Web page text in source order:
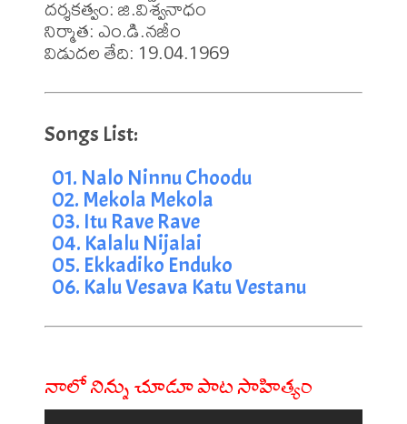
దర్శకత్వం: జి.విశ్వనాధం
నిర్మాత: ఎం.డి.నజీం
విడుదల తేది: 19.04.1969
01. Nalo Ninnu Choodu
02. Mekola Mekola
03. Itu Rave Rave
04. Kalalu Nijalai
05. Ekkadiko Enduko
06. Kalu Vesava Katu Vestanu
నాలో నిన్ను చూడూ పాట సాహిత్యం